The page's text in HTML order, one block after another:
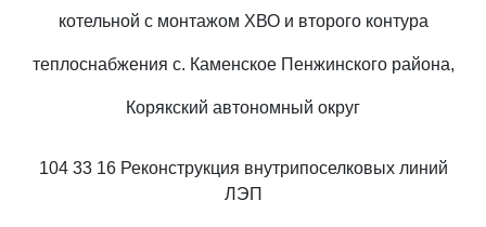
котельной с монтажом ХВО и второго контура
теплоснабжения с. Каменское Пенжинского района,
Корякский автономный округ
104 33 16 Реконструкция внутрипоселковых линий
ЛЭП